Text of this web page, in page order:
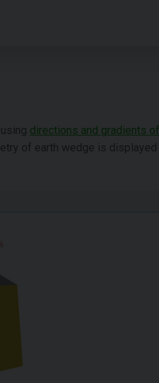
directions and gradients
of earth wedge is displayed